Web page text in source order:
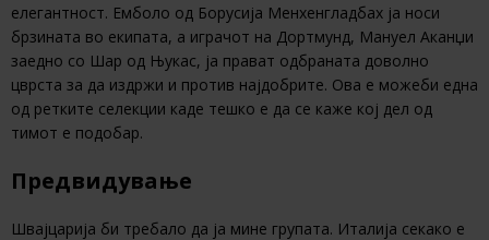
елегантност. Емболо од Борусија Менхенгладбах ја носи
брзината во екипата, а играчот на Дортмунд, Мануел Аканџи
заедно со Шар од Њукас, ја прават одбраната доволно
цврста за да издржи и против најдобрите. Ова е можеби една
од ретките селекции каде тешко е да се каже кој дел од
тимот е подобар.
Предвидување
Швајцарија би требало да ја мине групата. Италија секако е